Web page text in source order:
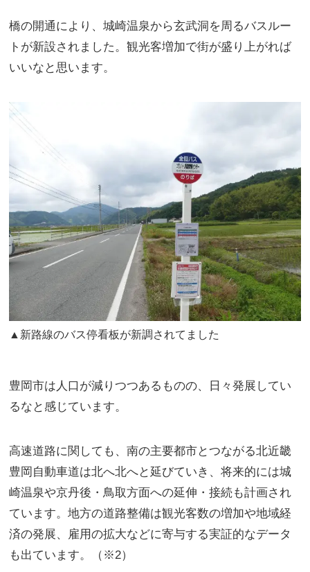
橋の開通により、城崎温泉から玄武洞を周るバスルー
トが新設されました。観光客増加で街が盛り上がれば
いいなと思います。
▲新路線のバス停看板が新調されてました
豊岡市は人口が減りつつあるものの、日々発展してい
るなと感じています。
高速道路に関しても、南の主要都市とつながる北近畿
豊岡自動車道は北へ北へと延びていき、将来的には城
崎温泉や京丹後・鳥取方面への延伸・接続も計画され
ています。地方の道路整備は観光客数の増加や地域経
済の発展、雇用の拡大などに寄与する実証的なデータ
も出ています。（※2）